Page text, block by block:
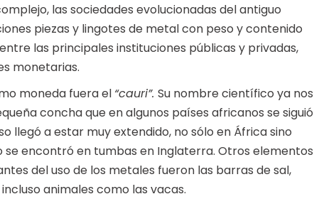
las sociedades evolucionadas del antiguo
piezas y lingotes de metal con peso y contenido
las principales instituciones públicas y privadas,
monetarias.
moneda fuera el “cauri”. Su nombre científico ya nos
concha que en algunos países africanos se siguió
llegó a estar muy extendido, no sólo en África sino
se encontró en tumbas en Inglaterra. Otros elementos
del uso de los metales fueron las barras de sal,
animales como las vacas.